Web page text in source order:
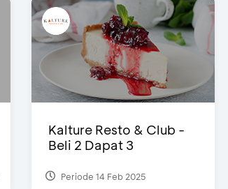
Kalture Resto & Club -
Beli 2 Dapat 3
Periode 14 Feb 2025